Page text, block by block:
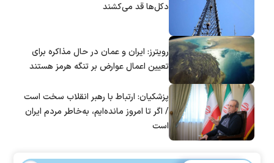
دکل‌ها قد می‌کشند
رویترز: ایران و عمان در حال مذاکره برای
تعیین اعمال عوارض بر تنگه هرمز هستند
پزشکیان: ارتباط با رهبر انقلاب سخت است
/ اگر تا امروز مانده‌ایم، به‌خاطر مردم ایران
است